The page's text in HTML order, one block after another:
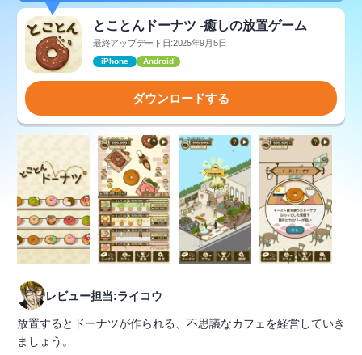
とことんドーナツ -癒しの放置ゲーム
最終アップデート日:2025年9月5日
iPhone Android
ダウンロードする
レビュー担当:ライコウ
放置するとドーナツが作られる、不思議なカフェを経営していき
ましょう。